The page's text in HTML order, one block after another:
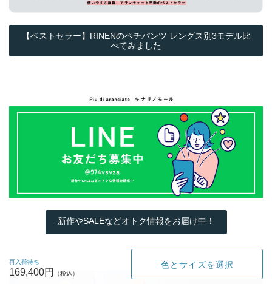
【ベストセラー】RINENのペチパンツ レングス別3モデル比
べてみました
新作やSALEなどオトク情報をお届け中！
再入荷待ち
169,400円
色とサイズを選択